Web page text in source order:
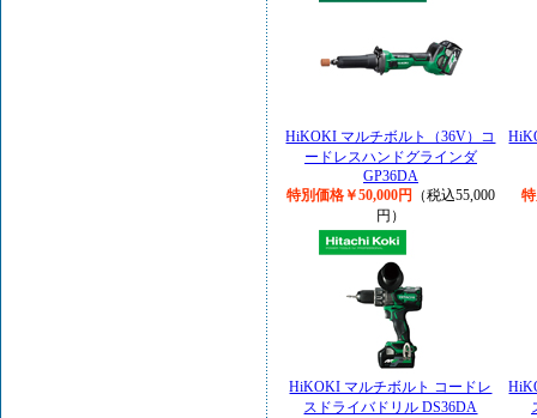
HiKOKI マルチボルト（36V）コ
ードレスハンドグラインダ
GP36DA
特別価格￥50,000円
（税込55,000
円）
HiKOKI マルチボルト コードレ
スドライバドリル DS36DA